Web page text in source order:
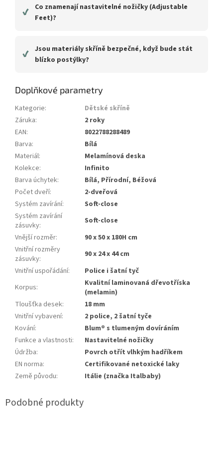
✔
Co znamenají nastavitelné nožičky (Adjustable
Feet)?
✔ Jsou materiály skříně bezpečné, když bude stát
blízko postýlky?
Doplňkové parametry
Kategorie:
Dětské skříně
Záruka:
2 roky
EAN:
8022788288489
Barva:
Bílá
Materiál:
Melamínová deska
Kolekce:
Infinito
Barva úchytek:
Bílá, Přírodní, Béžová
Počet dveří:
2-dveřová
Systém zavírání:
Soft-close
Systém zavírání
zásuvky:
Soft-close
Vnější rozměr:
90 x 50 x 180H cm
Vnitřní rozměry
zásuvky:
90 x 24 x 44 cm
Vnitřní uspořádání:
Police i šatní tyč
Korpus:
Kvalitní laminovaná dřevotříska
(melamin)
Tloušťka desek:
18 mm
Vnitřní vybavení:
2 police, 2 šatní tyče
Kování:
Blum® s tlumeným dovíráním
Funkce a vlastnosti:
Nastavitelné nožičky
Údržba:
Povrch otřít vlhkým hadříkem
EN norma:
Certifikované netoxické laky
Země původu: Itálie (značka Italbaby)